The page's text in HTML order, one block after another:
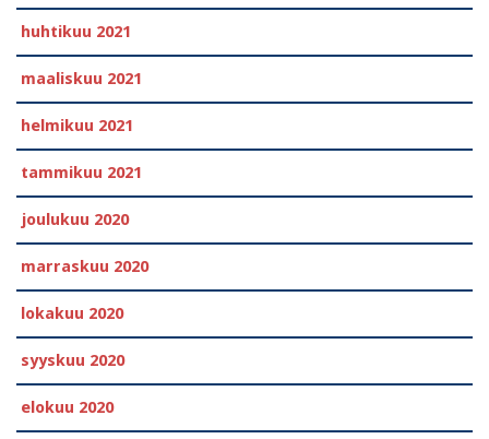
huhtikuu 2021
maaliskuu 2021
helmikuu 2021
tammikuu 2021
joulukuu 2020
marraskuu 2020
lokakuu 2020
syyskuu 2020
elokuu 2020